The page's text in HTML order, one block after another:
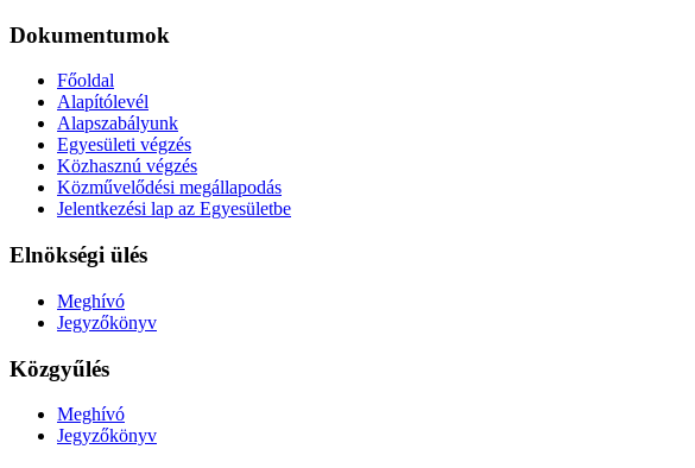
Dokumentumok
Főoldal
Alapítólevél
Alapszabályunk
Egyesületi végzés
Közhasznú végzés
Közművelődési megállapodás
Jelentkezési lap az Egyesületbe
Elnökségi ülés
Meghívó
Jegyzőkönyv
Közgyűlés
Meghívó
Jegyzőkönyv